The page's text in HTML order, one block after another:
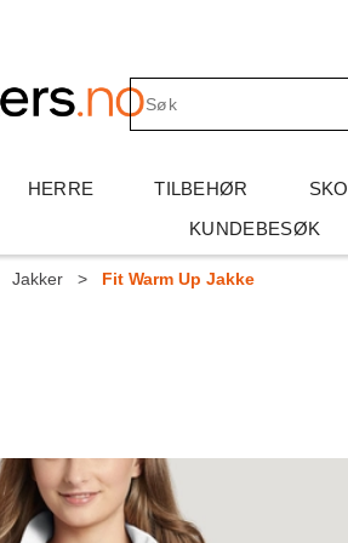
HERRE TILBEHØR SKO
KUNDEBESØK
Jakker > Fit Warm Up Jakke